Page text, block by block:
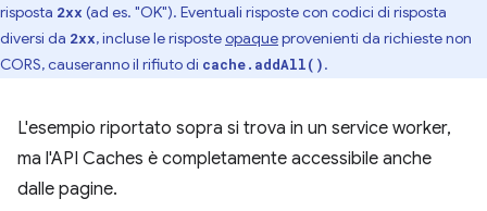
risposta 2xx (ad es. "OK"). Eventuali risposte con codici di risposta
diversi da 2xx, incluse le risposteopaqueprovenienti da richieste non
CORS, causeranno il rifiuto di cache.addAll().
L'esempio riportato sopra si trova in un service worker,
ma l'API Caches è completamente accessibile anche
dalle pagine.